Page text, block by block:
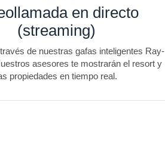
en directo
(streaming)
de nuestras gafas inteligentes Ray-
asesores te mostrarán el resort y
propiedades en tiempo real.